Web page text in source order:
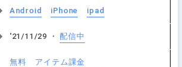
Android iPhone ipad
'21/11/29 ・配信中
無料
アイテム課金